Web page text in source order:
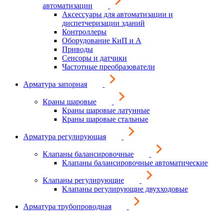
автоматизации
Аксессуары для автоматизации и
диспетчеризации зданий
Контроллеры
Оборудование КиП и А
Приводы
Сенсоры и датчики
Частотные преобразователи
Арматура запорная
Краны шаровые
Краны шаровые латунные
Краны шаровые стальные
Арматура регулирующая
Клапаны балансировочные
Клапаны балансировочные автоматические
Клапаны регулирующие
Клапаны регулирующие двухходовые
Арматура трубопроводная